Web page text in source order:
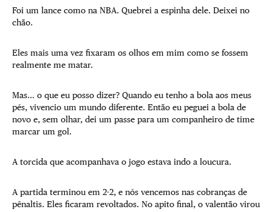
Foi um lance como na NBA. Quebrei a espinha dele. Deixei no
chão.
Eles mais uma vez fixaram os olhos em mim como se fossem
realmente me matar.
Mas… o que eu posso dizer? Quando eu tenho a bola aos meus
pés, vivencio um mundo diferente. Então eu peguei a bola de
novo e, sem olhar, dei um passe para um companheiro de time
marcar um gol.
A torcida que acompanhava o jogo estava indo a loucura.
A partida terminou em 2-2, e nós vencemos nas cobranças de
pênaltis. Eles ficaram revoltados. No apito final, o valentão virou